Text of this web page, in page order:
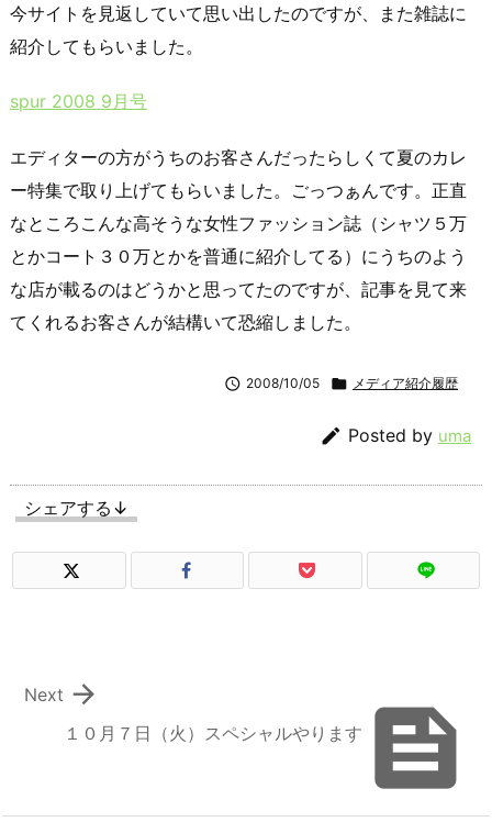
今サイトを見返していて思い出したのですが、また雑誌に
紹介してもらいました。
spur 2008 9月号
エディターの方がうちのお客さんだったらしくて夏のカレ
ー特集で取り上げてもらいました。ごっつぁんです。正直
なところこんな高そうな女性ファッション誌（シャツ５万
とかコート３０万とかを普通に紹介してる）にうちのよう
な店が載るのはどうかと思ってたのですが、記事を見て来
てくれるお客さんが結構いて恐縮しました。
 2008/10/05  メディア紹介履歴
 Posted by uma
シェアする↓

１０月７日（火）スペシャルやります

Next